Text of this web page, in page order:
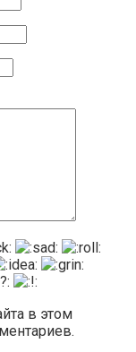
в этом